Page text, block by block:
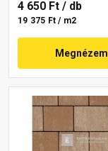
4 650 Ft / db
19 375 Ft / m2
Megnézem